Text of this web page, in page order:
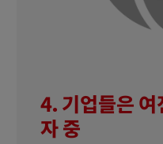
4. 기업들은 여
자 중